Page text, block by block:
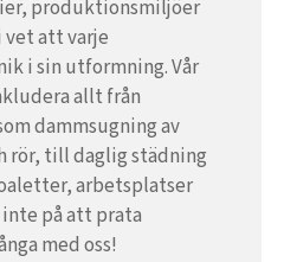
produktionsmiljöer
att varje
i sin utformning. Vår
allt från
dammsugning av
rör, till daglig städning
arbetsplatser
på att prata
med oss!